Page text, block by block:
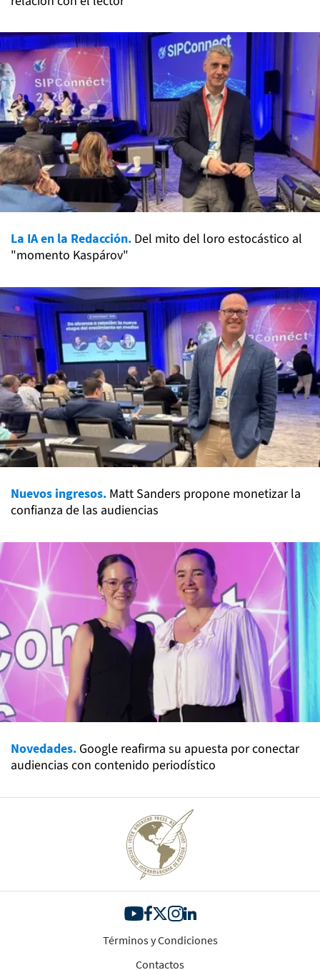
La IA en la Redacción. Del mito del loro estocástico al
"momento Kaspárov"
Nuevos ingresos. Matt Sanders propone monetizar la
confianza de las audiencias
Novedades. Google reafirma su apuesta por conectar
audiencias con contenido periodístico
Términos y Condiciones
Contactos